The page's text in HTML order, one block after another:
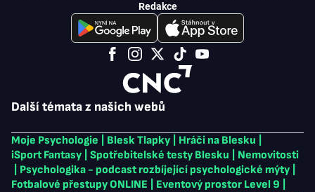
Další témata z našich webů
Moje Psychologie Blesk Tlapky Hráči na Blesku
iSport Fantasy
Spotřebitelské testy Blesku
Nemovitosti
Psychologika - podcast rozbíjející psychologické mýty
Fotbalové přestupy ONLINE
Eventový prostor Level 9
Redakce